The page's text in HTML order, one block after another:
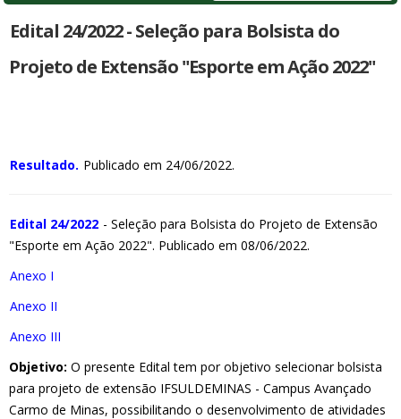
Edital 24/2022 - Seleção para Bolsista do
Projeto de Extensão "Esporte em Ação 2022"
Resultado. Publicado em 24/06/2022.
Edital 24/2022 - Seleção para Bolsista do Projeto de Extensão
"Esporte em Ação 2022". Publicado em 08/06/2022.
Anexo I
Anexo II
Anexo III
Objetivo: O presente Edital tem por objetivo selecionar bolsista
para projeto de extensão IFSULDEMINAS - Campus Avançado
Carmo de Minas, possibilitando o desenvolvimento de atividades